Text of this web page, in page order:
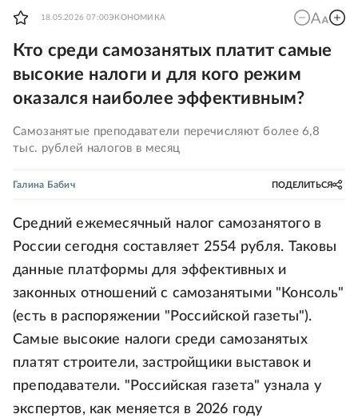
18.05.2026 07:00ЭКОНОМИКА
Кто среди самозанятых платит самые
высокие налоги и для кого режим
оказался наиболее эффективным?
Самозанятые преподаватели перечисляют более 6,8
тыс. рублей налогов в месяц
Галина Бабич ПОДЕЛИТЬСЯ
Средний ежемесячный налог самозанятого в
России сегодня составляет 2554 рубля. Таковы
данные платформы для эффективных и
законных отношений с самозанятыми "Консоль"
(есть в распоряжении "Российской газеты").
Самые высокие налоги среди самозанятых
платят строители, застройщики выставок и
преподаватели. "Российская газета" узнала у
экспертов, как меняется в 2026 году